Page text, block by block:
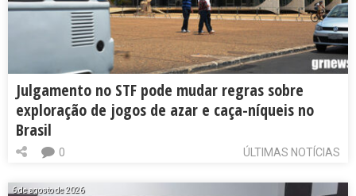
Julgamento no STF pode mudar regras sobre
exploração de jogos de azar e caça-níqueis no
Brasil
ÚLTIMAS NOTÍCIAS
0
6 de agosto de 2026